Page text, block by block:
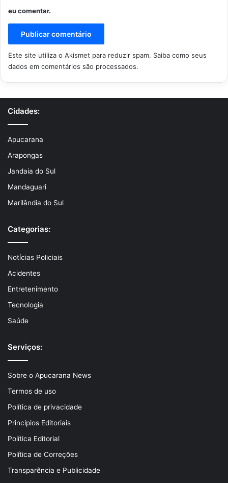
eu comentar.
Este site utiliza o Akismet para reduzir spam. Saiba como seus
dados em comentários são processados.
Cidades:
Apucarana
Arapongas
Jandaia do Sul
Mandaguari
Marilândia do Sul
Categorias:
Notícias Policiais
Acidentes
Entretenimento
Tecnologia
Saúde
Serviços:
Sobre o Apucarana News
Termos de uso
Política de privacidade
Princípios Editoriais
Política Editorial
Política de Correções
Transparência e Publicidade